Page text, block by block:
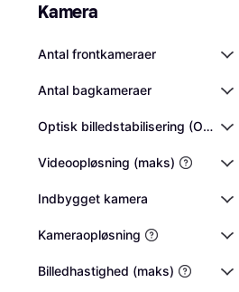
Kamera
Antal frontkameraer
Antal bagkameraer
Optisk billedstabilisering (OIS)
Videoopløsning (maks)
Indbygget kamera
Kameraopløsning
Billedhastighed (maks)